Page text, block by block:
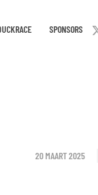
SPONSORS
20 MAART 2025